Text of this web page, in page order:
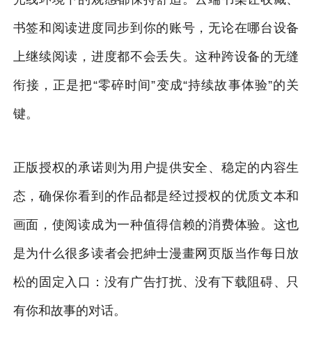
书签和阅读进度同步到你的账号，无论在哪台设备
上继续阅读，进度都不会丢失。这种跨设备的无缝
衔接，正是把“零碎时间”变成“持续故事体验”的关
键。
正版授权的承诺则为用户提供安全、稳定的内容生
态，确保你看到的作品都是经过授权的优质文本和
画面，使阅读成为一种值得信赖的消费体验。这也
是为什么很多读者会把紳士漫畫网页版当作每日放
松的固定入口：没有广告打扰、没有下载阻碍、只
有你和故事的对话。